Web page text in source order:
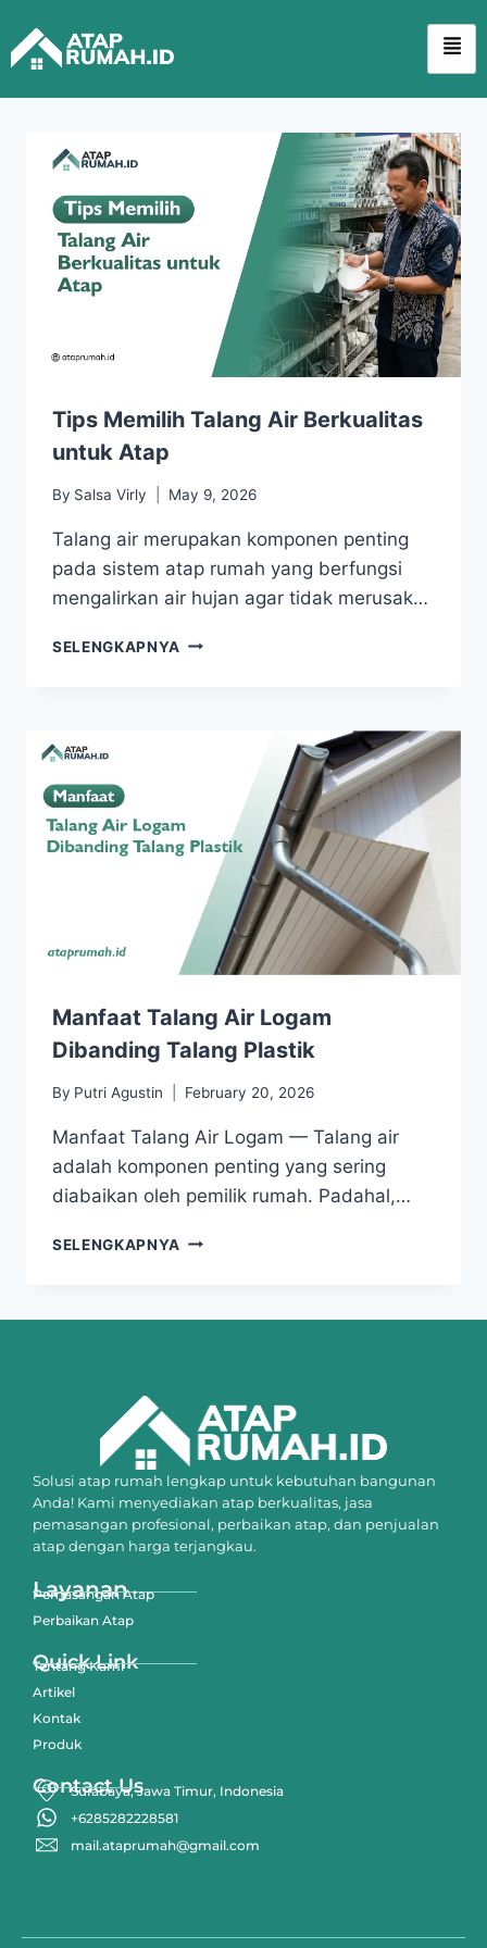
Tips Memilih Talang Air Berkualitas
untuk Atap
By Salsa Virly May 9, 2026
Talang air merupakan komponen penting
pada sistem atap rumah yang berfungsi
mengalirkan air hujan agar tidak merusak…
SELENGKAPNYA
Manfaat Talang Air Logam
Dibanding Talang Plastik
By Putri Agustin February 20, 2026
Manfaat Talang Air Logam — Talang air
adalah komponen penting yang sering
diabaikan oleh pemilik rumah. Padahal,…
SELENGKAPNYA
Solusi atap rumah lengkap untuk kebutuhan bangunan
Anda! Kami menyediakan atap berkualitas, jasa
pemasangan profesional, perbaikan atap, dan penjualan
atap dengan harga terjangkau.
Layanan
Pemasangan Atap
Perbaikan Atap
Quick Link
Tentang Kami
Artikel
Kontak
Produk
Contact Us
Surabaya, Jawa Timur, Indonesia
+6285282228581
mail.ataprumah@gmail.com